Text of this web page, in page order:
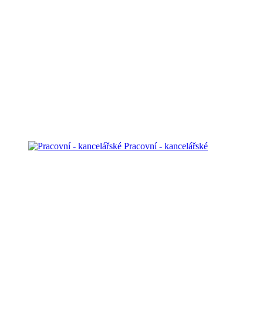
Pracovní - kancelářské